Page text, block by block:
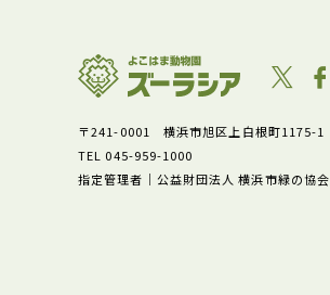
〒241-0001 横浜市旭区上白根町1175-1
TEL 045-959-1000
指定管理者｜公益財団法人 横浜市緑の協会